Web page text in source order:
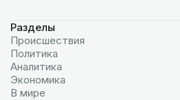
Разделы
Происшествия
Политика
Аналитика
Экономика
В мире